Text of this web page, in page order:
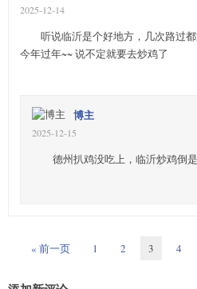
2025-12-14
听说临沂是个好地方，几次路过
今年过年~~ 说不定就要去炒鸡了
博主
2025-12-15
德州扒鸡没吃上，临沂炒鸡倒是
« 前一页 1 2 3 4